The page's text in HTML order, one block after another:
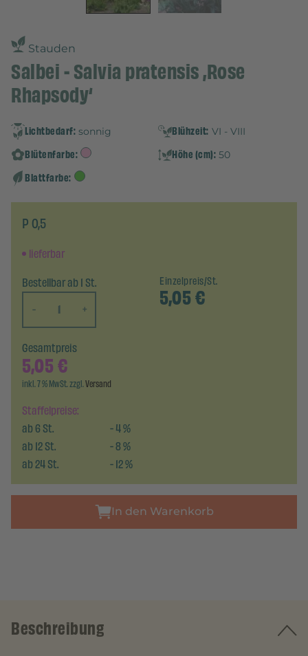
Stauden
Salbei - Salvia pratensis ‚Rose
Rhapsody‘
Lichtbedarf: sonnig Blühzeit: VI - VIII
Blütenfarbe: Höhe (cm): 50
Blattfarbe:
P 0,5
lieferbar
Bestellbar ab 1 St.
-
+
Einzelpreis/St.
5,05€
Staffelpreise:
ab6St. -4%
ab12St. -8%
ab24St. -12%
Gesamtpreis
5,05€
inkl. 7 % MwSt. zzgl.Versand
In den Warenkorb
Beschreibung